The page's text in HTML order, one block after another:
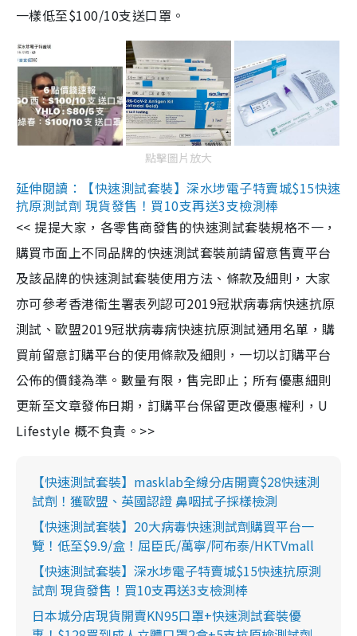
一樣低至$100/10支送口罩。
點擊圖片放大
延伸閱讀：【快速測試套裝】深水埗電子特賣城$15快速
抗原測試劑 現貨發售！買10支再送3支檢測棒
<< 提提大家，各零售商發售的快速測試套裝規格不一，
購買市面上不同品牌的快速測試套裝前請留意售賣平台
及該品牌的快速測試套裝使用方法、條款及細則，大家
亦可參考香港衞生署表列認可2019冠狀病毒病快速抗原
測試、歐盟2019冠狀病毒病快速抗原測試通用名單，購
買前留意訂購平台的使用條款及細則，一切以訂購平台
公佈的價錢為準。數量有限，售完即止；所有優惠細則
更新至文章發佈日期，訂購平台保留更改優惠權利，U
Lifestyle 概不負責。>>
【快速測試套裝】masklab全線分店開賣$28快速測
試劑！獲歐盟、英國認證 鼻咽拭子採樣檢測
【快速測試套裝】20大病毒快速測試劑購買平台一
覽！低至$9.9/盒！屈臣氏/萬寧/阿布泰/HKTVmall
【快速測試套裝】深水埗電子特賣城$15快速抗原測
試劑 現貨發售！買10支再送3支檢測棒
日本城分店現貨開賣KN95口罩+快速測試套裝優